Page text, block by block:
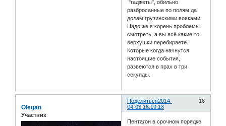
"гаджеты", обильно
разбросанные по полям да
долам грузинскими вояками.
Надо же в корень проблемы
смотреть, а вы всё какие то
верхушки перебираете.
Которые когда начнутся
настоящие события,
развеются в прах в три
секунды.
Поделиться 16
2014-
04-03 16:19:18
Olegan
Участник
Пентагон в срочном порядке